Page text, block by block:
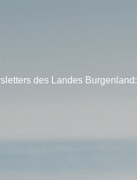
des Landes Burgenland: